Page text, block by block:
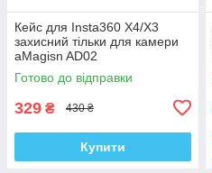
Кейс для Insta360 X4/X3
захисний тільки для камери
aMagisn AD02
Готово до відправки
329 ₴ 430 ₴
Купити